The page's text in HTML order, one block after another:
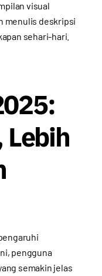
visual
menulis deskripsi
sehari-hari.
Lebih
pengguna
semakin jelas